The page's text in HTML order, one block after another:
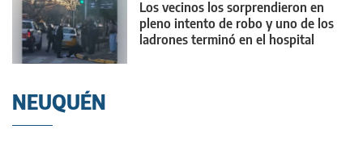
Los vecinos los sorprendieron en
pleno intento de robo y uno de los
ladrones terminó en el hospital
NEUQUÉN